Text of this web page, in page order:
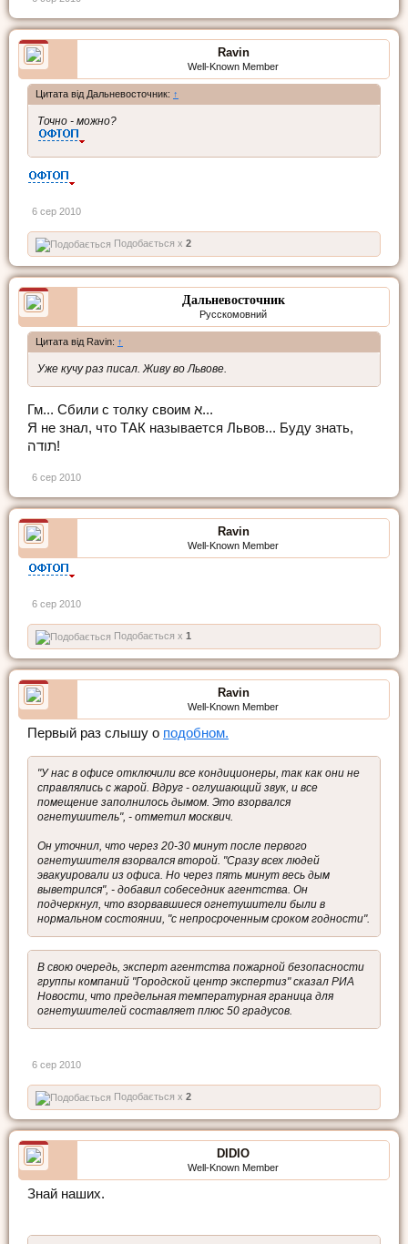
Ravin
Well-Known Member
Цитата від Дальневосточник: ↑
Точно - можно?
6 сер 2010
Подобається x 2
Дальневосточник
Русскомовний
Цитата від Ravin: ↑
Уже кучу раз писал. Живу во Львове.
Гм... Сбили с толку своим א...
Я не знал, что ТАК называется Львов... Буду знать,
תודה!
6 сер 2010
Ravin
Well-Known Member
6 сер 2010
Подобається x 1
Ravin
Well-Known Member
Первый раз слышу о подобном.
"У нас в офисе отключили все кондиционеры, так как они не
справлялись с жарой. Вдруг - оглушающий звук, и все
помещение заполнилось дымом. Это взорвался
огнетушитель", - отметил москвич.
Он уточнил, что через 20-30 минут после первого
огнетушителя взорвался второй. "Сразу всех людей
эвакуировали из офиса. Но через пять минут весь дым
выветрился", - добавил собеседник агентства. Он
подчеркнул, что взорвавшиеся огнетушители были в
нормальном состоянии, "с непросроченным сроком годности".
В свою очередь, эксперт агентства пожарной безопасности
группы компаний "Городской центр экспертиз" сказал РИА
Новости, что предельная температурная граница для
огнетушителей составляет плюс 50 градусов.
6 сер 2010
Подобається x 2
DIDIO
Well-Known Member
Знай наших.